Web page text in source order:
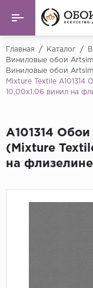
Назад
Виниловые обои
Флоковые обои
Фрески
Главная / Каталог /
Виниловые обои
Виниловые обои
Mixture Textile A101314
10,00x1,06 винил на
A101314 Обои
(Mixture
на флизелине